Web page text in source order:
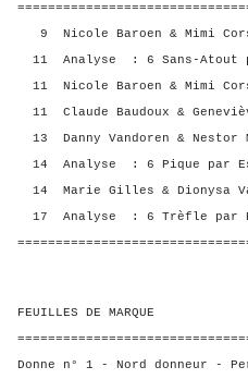
9 Nicole Baroen &
11 Analyse : 6 Sans-Atout
11 Nicole Baroen &
11 Claude Baudoux &
13 Danny Vandoren
14 Analyse : 6 Pique par
14 Marie Gilles &
17 Analyse : 6 Trèfle par
FEUILLES DE MARQUE
Donne n° 1 - Nord donneur -